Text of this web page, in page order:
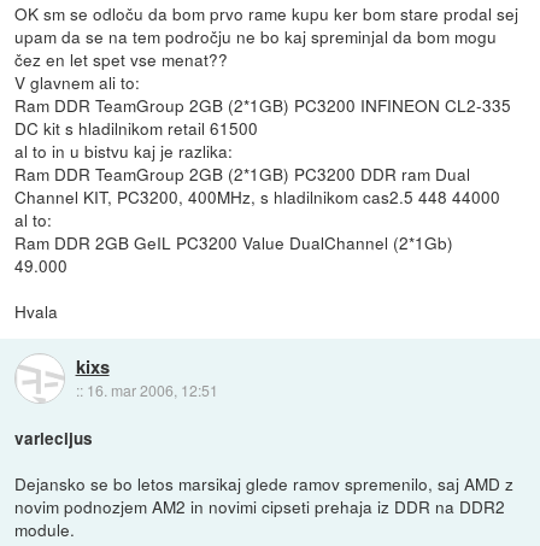
OK sm se odloču da bom prvo rame kupu ker bom stare prodal sej
upam da se na tem področju ne bo kaj spreminjal da bom mogu
čez en let spet vse menat??
V glavnem ali to:
Ram DDR TeamGroup 2GB (2*1GB) PC3200 INFINEON CL2-335
DC kit s hladilnikom retail 61500
al to in u bistvu kaj je razlika:
Ram DDR TeamGroup 2GB (2*1GB) PC3200 DDR ram Dual
Channel KIT, PC3200, 400MHz, s hladilnikom cas2.5 448 44000
al to:
Ram DDR 2GB GeIL PC3200 Value DualChannel (2*1Gb)
49.000
Hvala
kixs
:: 16. mar 2006, 12:51
varlecijus
Dejansko se bo letos marsikaj glede ramov spremenilo, saj AMD z
novim podnozjem AM2 in novimi cipseti prehaja iz DDR na DDR2
module.